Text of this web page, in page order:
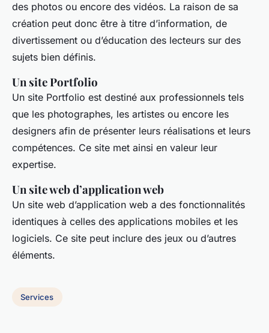
des photos ou encore des vidéos. La raison de sa
création peut donc être à titre d’information, de
divertissement ou d’éducation des lecteurs sur des
sujets bien définis.
Un site Portfolio
Un site Portfolio est destiné aux professionnels tels
que les photographes, les artistes ou encore les
designers afin de présenter leurs réalisations et leurs
compétences. Ce site met ainsi en valeur leur
expertise.
Un site web d’application web
Un site web d’application web a des fonctionnalités
identiques à celles des applications mobiles et les
logiciels. Ce site peut inclure des jeux ou d’autres
éléments.
Services